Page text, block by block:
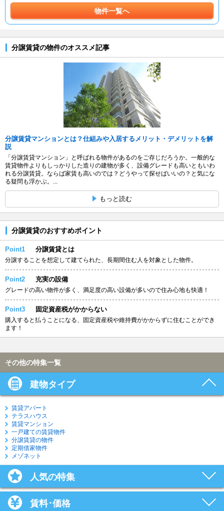
物件一覧へ
分譲賃貸の物件のオススメ記事
分譲賃貸マンションとは？仕組みや入居するメリット・デメリットを解
説
「分譲賃貸マンション」と呼ばれる物件があるのをご存じだろうか。一般的な
賃貸物件よりもしっかりした造りの建物が多く、設備グレードも高いともいわ
れる分譲賃貸。ならば家賃も高いのでは？どうやって探せばいいの？と気にな
る疑問も浮かぶ。...
もっと読む
分譲賃貸のおすすめポイント
Point1 分譲賃貸とは
分譲することを想定して建てられた、長期間住む人を対象とした物件。
Point2 充実の設備
グレードの高い物件が多く、満足度の高い設備が多いので住み心地も快適！
Point3 固定資産税がかからない
購入すると払うことになる、固定資産税や維持費がかからずに住むことができ
ます！
その他の特集一覧
建物タイプ
賃貸アパート
テラスハウス
賃貸マンション
一戸建ての賃貸物件
分譲賃貸の物件
定期借家物件
メゾネット
人気の特集
賃料･価格